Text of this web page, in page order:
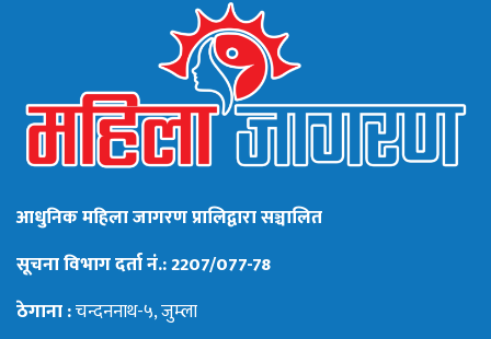
आधुनिक महिला जागरण प्रालिद्वारा सञ्चालित
सूचना विभाग दर्ता नं.: 2207/077-78
ठेगाना :चन्दननाथ-५, जुम्ला